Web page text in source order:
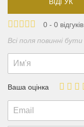
0 - 0 відгуків
Всі поля повинні бути
Ваша оцінка